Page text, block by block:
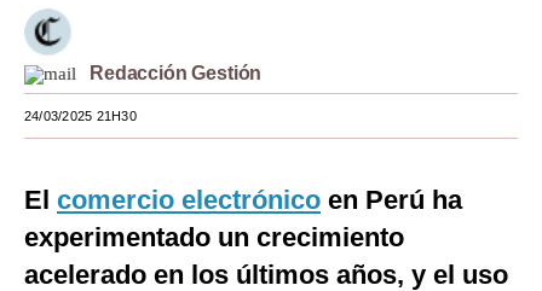
Viajes
Moda
Estilos
EEUU
México
Redacción Gestión
24/03/2025 21H30
El comercio electrónico en Perú ha
experimentado un crecimiento
acelerado en los últimos años, y el uso